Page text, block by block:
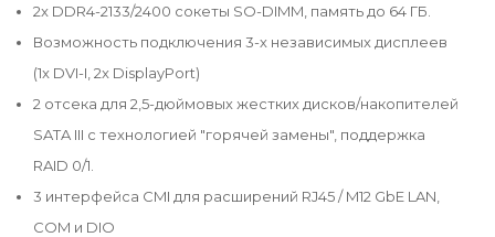
2x DDR4-2133/2400 сокеты SO-DIMM, память до 64 ГБ.
Возможность подключения 3-х независимых дисплеев
(1x DVI-I, 2x DisplayPort)
2 отсека для 2,5-дюймовых жестких дисков/накопителей
SATA III с технологией "горячей замены", поддержка
RAID 0/1.
3 интерфейса CMI для расширений RJ45 / M12 GbE LAN,
COM и DIO